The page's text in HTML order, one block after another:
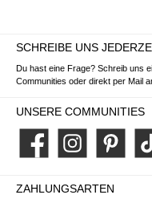
SCHREIBE UNS
Du hast eine Frage? Schreib uns
Communities oder direkt per Mail
UNSERE COMMUNITIES
Facebook Instagram Pinterest TikTok
ZAHLUNGSARTEN